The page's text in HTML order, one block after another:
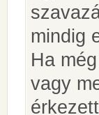
mindig
Ha
vagy